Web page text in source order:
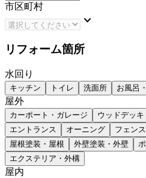
市区町村
keyboard_arrow_down
リフォーム箇所
水回り
キッチン トイレ 洗面所 お風呂
屋外
カーポート・ガレージ ウッドデッキ
エントランス
オーニング フェンス
屋根塗装・屋根
外壁塗装・外壁
エクステリア・外構
屋内